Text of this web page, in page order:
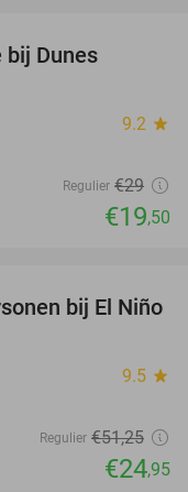
bij Dunes
9.2 star
Regulier €29
€19,50
51%
bij El Niño
9.5 star
Regulier €51,25
€24,95